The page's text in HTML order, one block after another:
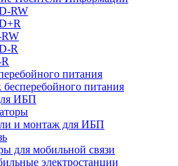
RW
R
питания
питания
ИБП
и монтаж для ИБП
для мобильной связи
электростанции